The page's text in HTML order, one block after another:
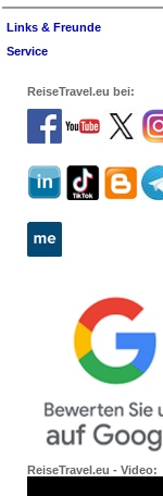
Links & Freunde
Service
ReiseTravel.eu bei:
ReiseTravel.eu - Video: